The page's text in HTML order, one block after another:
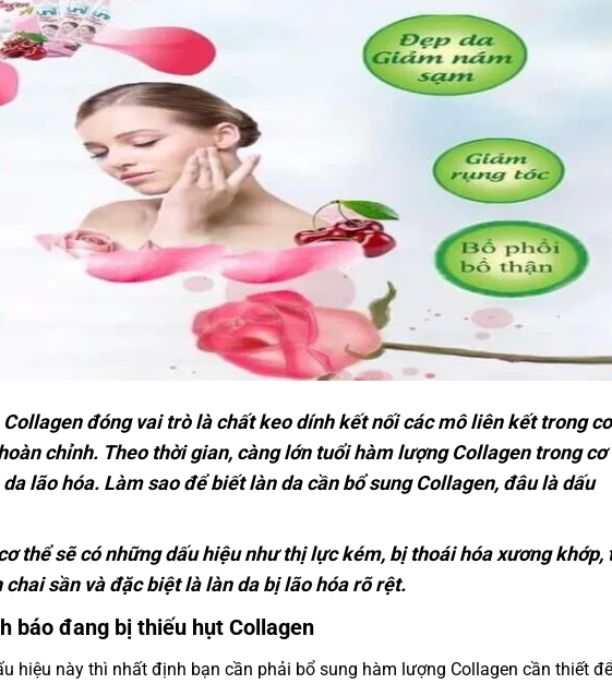
Collagen đóng vai trò là chất keo dính kết nối các mô liên kết trong cơ
chỉnh. Theo thời gian, càng lớn tuổi hàm lượng Collagen trong cơ
lão hóa. Làm sao để biết làn da cần bổ sung Collagen, đâu là dấu
thể sẽ có những dấu hiệu như thị lực kém, bị thoái hóa xương khớp,
sần và đặc biệt là làn da bị lão hóa rõ rệt.
báo đang bị thiếu hụt Collagen
hiệu này thì nhất định bạn cần phải bổ sung hàm lượng Collagen cần thiết để